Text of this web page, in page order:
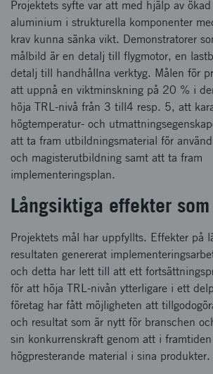
Projektets syfte var att med hjälp av
aluminium i strukturella komponenter
krav kunna sänka vikt. Demonstratorer
målbild är en detalj till flygmotor, en
detalj till handhållna verktyg. Målen för
att uppnå en viktminskning på 20 % i
höja TRL-nivå från 3 till4 resp. 5, att
högtemperatur- och
att ta fram utbildningsmaterial för
och magisterutbildning samt att ta fram
implementeringsplan.
Långsiktiga effekter
Projektets mål har uppfyllts. Effekter på
resultaten genererat
och detta har lett till att ett
för att höja TRL-nivån ytterligare i ett
företag har fått möjligheten att
och resultat som är nytt för branschen
sin konkurrenskraft genom att i
högpresterande material i sina produkter.